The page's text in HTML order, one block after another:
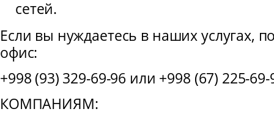
сетей.
Если вы нуждаетесь в наших услугах,
офис:
+998 (93) 329-69-96 или +998 (67) 225-69-
КОМПАНИЯМ: